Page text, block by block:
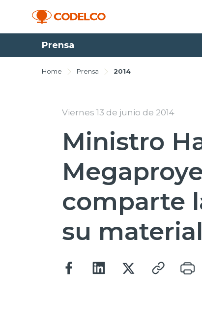
Prensa
Home Prensa 2014
Viernes 13 de junio de 2014
Ministro
comparte
su